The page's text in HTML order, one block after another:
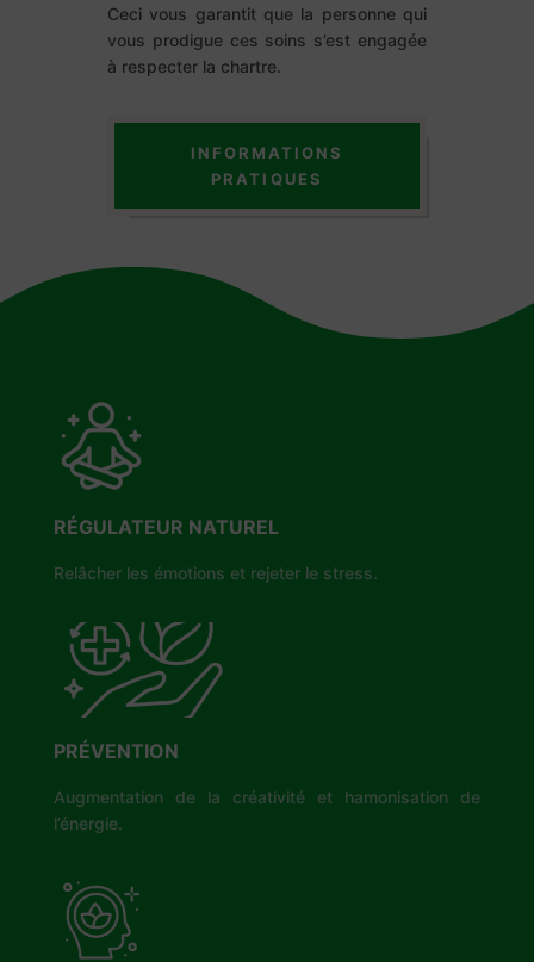
Ceci vous garantit que la personne qui
vous prodigue ces soins s’est engagée
à respecter la chartre.
INFORMATIONS
PRATIQUES
RÉGULATEUR NATUREL
Relâcher les émotions et rejeter le stress.
PRÉVENTION
Augmentation de la créativité et hamonisation de
l’énergie.